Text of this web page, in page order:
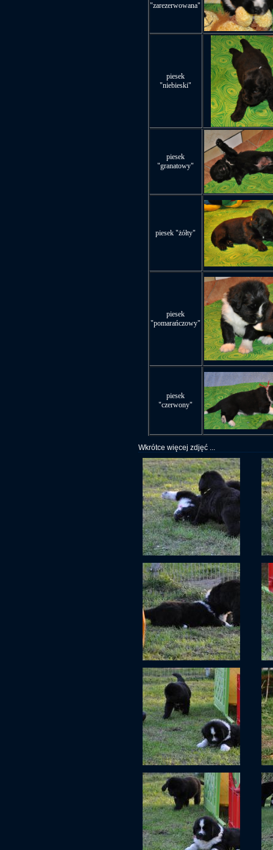
"zarezerwowana"
piesek
"niebieski"
piesek
"granatowy"
piesek "żółty"
piesek
"pomarańczowy"
piesek
"czerwony"
Wkrótce więcej zdjęć ...